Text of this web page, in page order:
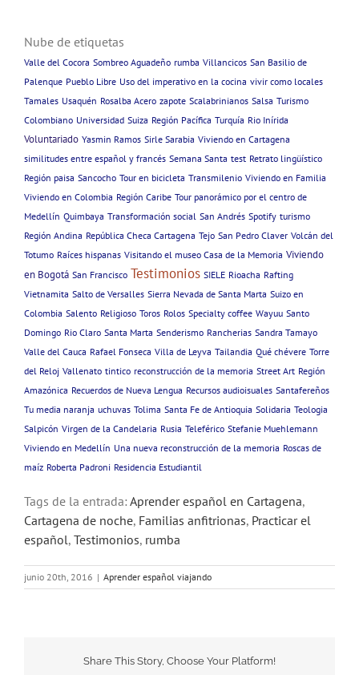
Nube de etiquetas
Valle del Cocora Sombreo Aguadeño rumba Villancicos San Basilio de
Palenque Pueblo Libre Uso del imperativo en la cocina vivir como locales
Tamales Usaquén Rosalba Acero zapote Scalabrinianos Salsa Turismo
Colombiano Universidad Suiza Región Pacífica Turquía Rio Inírida
Voluntariado Yasmin Ramos Sirle Sarabia Viviendo en Cartagena
similitudes entre español y francés Semana Santa test Retrato lingüístico
Región paisa Sancocho Tour en bicicleta Transmilenio Viviendo en Familia
Viviendo en Colombia Región Caribe Tour panorámico por el centro de
Medellín Quimbaya Transformación social San Andrés Spotify turismo
Región Andina República Checa Cartagena Tejo San Pedro Claver Volcán del
Totumo Raíces hispanas Visitando el museo Casa de la Memoria Viviendo
en Bogotá San Francisco Testimonios SIELE Rioacha Rafting
Vietnamita Salto de Versalles Sierra Nevada de Santa Marta Suizo en
Colombia Salento Religioso Toros Rolos Specialty coffee Wayuu Santo
Domingo Rio Claro Santa Marta Senderismo Rancherias Sandra Tamayo
Valle del Cauca Rafael Fonseca Villa de Leyva Tailandia Qué chévere Torre
del Reloj Vallenato tintico reconstrucción de la memoria Street Art Región
Amazónica Recuerdos de Nueva Lengua Recursos audioisuales Santafereños
Tu media naranja uchuvas Tolima Santa Fe de Antioquia Solidaria Teologia
Salpicón Virgen de la Candelaria Rusia Teleférico Stefanie Muehlemann
Viviendo en Medellín Una nueva reconstrucción de la memoria Roscas de
maíz Roberta Padroni Residencia Estudiantil
Tags de la entrada: Aprender español en Cartagena,
Cartagena de noche, Familias anfitrionas, Practicar el
español, Testimonios, rumba
junio 20th, 2016 | Aprender español viajando
Share This Story, Choose Your Platform!